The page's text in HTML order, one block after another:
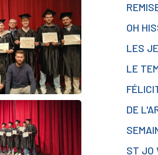
OH
LES
LE
DE
ST JO